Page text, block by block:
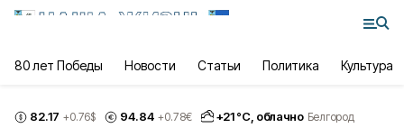
80 лет Победы Новости Статьи Политика Культура
82.17 +0.76$ 94.84 +0.78€ +21°С, облачно Белгород